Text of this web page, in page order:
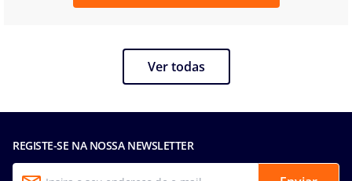
Ver todas
REGISTE-SE NA NOSSA NEWSLETTER